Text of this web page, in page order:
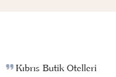
Kıbrıs Butik Otelleri